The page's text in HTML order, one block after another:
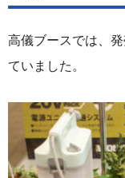
高儀ブースでは、
ていました。